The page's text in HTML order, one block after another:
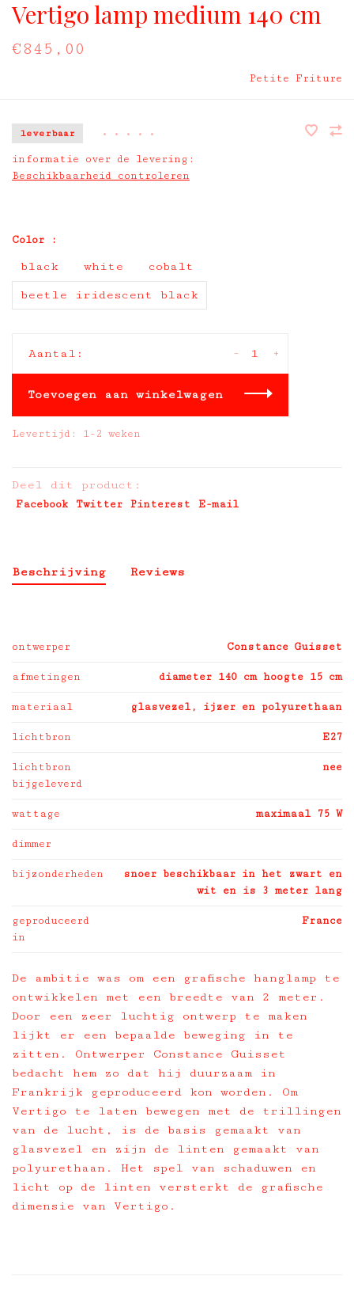
Vertigo lamp medium 140 cm
€845,00
Petite Friture
leverbaar • • • • •
informatie over de levering:
Beschikbaarheid controleren
Color :
black white cobalt
beetle iridescent black
Aantal: +
-
Toevoegen aan winkelwagen
Levertijd: 1-2 weken
Deel dit product:
Facebook Twitter Pinterest E-mail
Beschrijving Reviews
ontwerper Constance Guisset
afmetingen diameter 140 cm hoogte 15 cm
materiaal glasvezel, ijzer en polyurethaan
lichtbron E27
lichtbron
bijgeleverd
nee
wattage maximaal 75 W
dimmer
bijzonderheden
snoer beschikbaar in het zwart en
wit en is 3 meter lang
geproduceerd
in
France
De ambitie was om een grafische hanglamp te
ontwikkelen met een breedte van 2 meter.
Door een zeer luchtig ontwerp te maken
lijkt er een bepaalde beweging in te
zitten. Ontwerper Constance Guisset
bedacht hem zo dat hij duurzaam in
Frankrijk geproduceerd kon worden. Om
Vertigo te laten bewegen met de trillingen
van de lucht, is de basis gemaakt van
glasvezel en zijn de linten gemaakt van
polyurethaan. Het spel van schaduwen en
licht op de linten versterkt de grafische
dimensie van Vertigo.